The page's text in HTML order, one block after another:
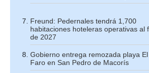
Freund: Pedernales tendrá 1,700
habitaciones hoteleras operativas al
de 2027
Gobierno entrega remozada playa El
Faro en San Pedro de Macorís